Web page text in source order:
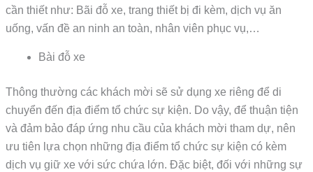
cần thiết như: Bãi đỗ xe, trang thiết bị đi kèm, dịch vụ ăn
uống, vấn đề an ninh an toàn, nhân viên phục vụ,…
Bài đỗ xe
Thông thường các khách mời sẽ sử dụng xe riêng để di
chuyển đến địa điểm tổ chức sự kiện. Do vậy, để thuận tiện
và đảm bảo đáp ứng nhu cầu của khách mời tham dự, nên
ưu tiên lựa chọn những địa điểm tổ chức sự kiện có kèm
dịch vụ giữ xe với sức chứa lớn. Đặc biệt, đối với những sự